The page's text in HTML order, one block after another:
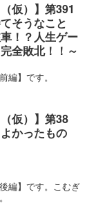
仮）】第391
そうなこと
！？人生ゲー
全敗北！！～
編】です。
仮）】第38
かったもの
編】です。こむぎ